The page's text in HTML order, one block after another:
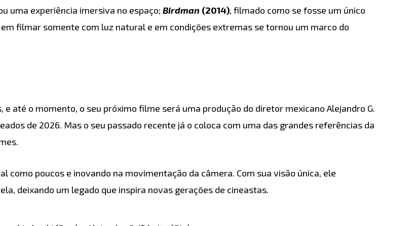
uma experiência imersiva no espaço; Birdman (2014), filmado como se fosse um único
em filmar somente com luz natural e em condições extremas se tornou um marco do
até o momento, o seu próximo filme será uma produção do diretor mexicano Alejandro G.
de 2026. Mas o seu passado recente já o coloca com uma das grandes referências da
como poucos e inovando na movimentação da câmera. Com sua visão única, ele
deixando um legado que inspira novas gerações de cineastas.